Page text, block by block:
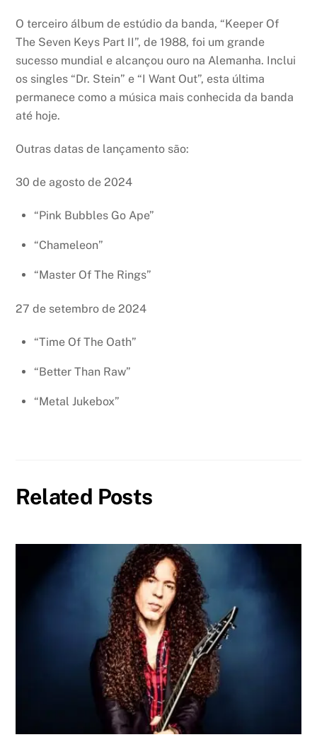
O terceiro álbum de estúdio da banda, “Keeper Of
The Seven Keys Part II”, de 1988, foi um grande
sucesso mundial e alcançou ouro na Alemanha. Inclui
os singles “Dr. Stein” e “I Want Out”, esta última
permanece como a música mais conhecida da banda
até hoje.
Outras datas de lançamento são:
30 de agosto de 2024
“Pink Bubbles Go Ape”
“Chameleon”
“Master Of The Rings”
27 de setembro de 2024
“Time Of The Oath”
“Better Than Raw”
“Metal Jukebox”
Related Posts